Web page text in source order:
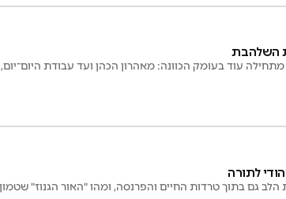
השלהבת
עוד בעומק הכוונה: מאהרון הכהן ועד עבודת
לתורה
גם בתוך טרדות החיים והפרנסה, ומהו "האור הגנוז"